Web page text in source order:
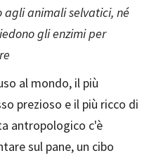
agli animali selvatici, né
gli enzimi per
al mondo, il più
prezioso e il più ricco di
antropologico c'è
sul pane, un cibo